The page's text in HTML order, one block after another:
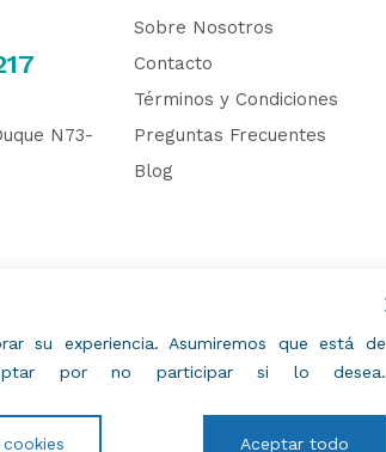
N73-
Sobre Nosotros
Contacto
Términos y Condiciones
Preguntas Frecuentes
Blog
su experiencia. Asumiremos que está de
por no participar si lo desea.
Aceptar todo